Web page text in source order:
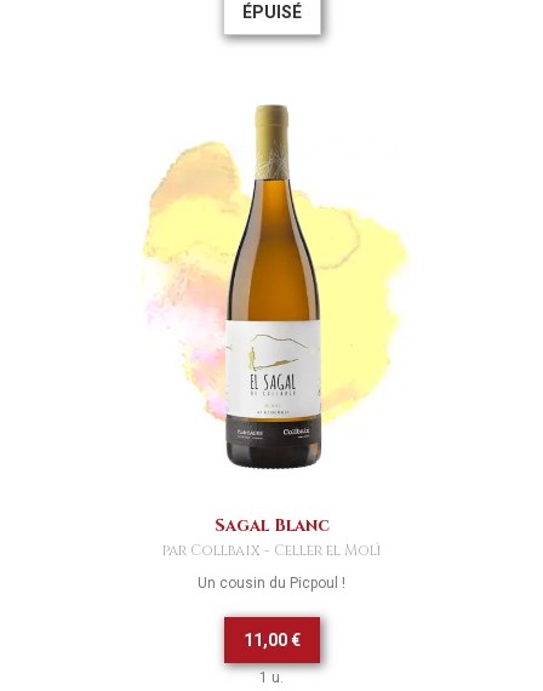
ÉPUISÉ
Sagal Blanc
par Collbaix - Celler el Molì
Un cousin du Picpoul !
11,00 €
1 u.